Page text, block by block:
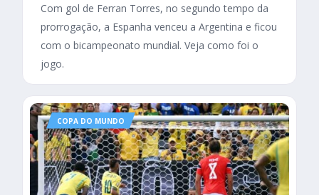
Com gol de Ferran Torres, no segundo tempo da
prorrogação, a Espanha venceu a Argentina e ficou
com o bicampeonato mundial. Veja como foi o
jogo.
COPA DO MUNDO